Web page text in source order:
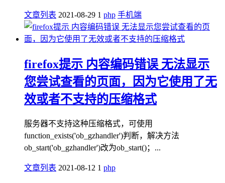
文章列表 2021-08-29 1 php 手机端
firefox提示 内容编码错误 无法显示
您尝试查看的页面，因为它使用了无
效或者不支持的压缩格式
服务器不支持这种压缩格式，可使用
function_exists('ob_gzhandler')判断，解决方法
ob_start('ob_gzhandler')改为ob_start()；...
文章列表 2021-08-12 1 php